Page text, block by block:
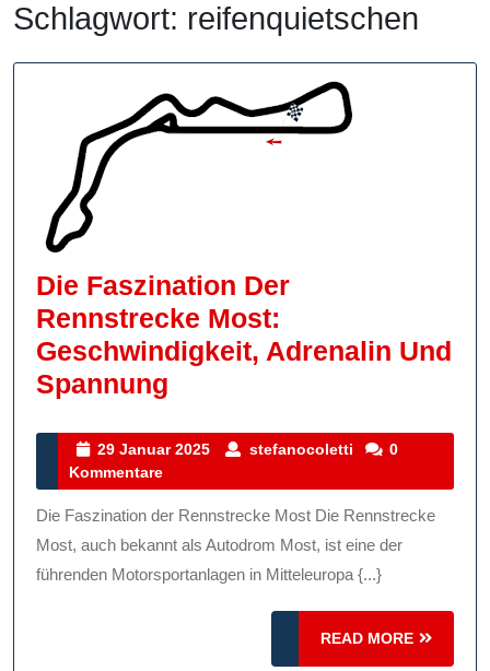
Schlagwort: reifenquietschen
Die Faszination Der
Rennstrecke Most:
Geschwindigkeit, Adrenalin Und
Spannung
Der
Most:
Geschwindigkeit,
Adrenalin
29 Januar 2025
29
2025
stefanocoletti stefanocoletti
0
Kommentare
Die Faszination der Rennstrecke Most Die Rennstrecke
Most, auch bekannt als Autodrom Most, ist eine der
führenden Motorsportanlagen in Mitteleuropa {...}
READ MORE
READ
MORE